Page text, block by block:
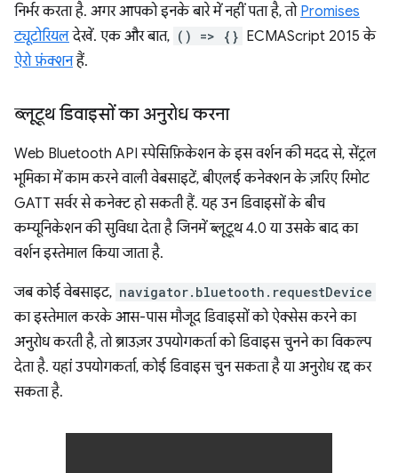
निर्भर करता है. अगर आपको इनके बारे में नहीं पता है, तो Promises
ट्यूटोरियलदेखें. एक और बात, () => {} ECMAScript 2015 के
ऐरो फ़ंक्शनहैं.
ब्लूटूथ डिवाइसों का अनुरोध करना
Web Bluetooth API स्पेसिफ़िकेशन के इस वर्शन की मदद से, सेंट्रल
भूमिका में काम करने वाली वेबसाइटें, बीएलई कनेक्शन के ज़रिए रिमोट
GATT सर्वर से कनेक्ट हो सकती हैं. यह उन डिवाइसों के बीच
कम्यूनिकेशन की सुविधा देता है जिनमें ब्लूटूथ 4.0 या उसके बाद का
वर्शन इस्तेमाल किया जाता है.
जब कोई वेबसाइट, navigator.bluetooth.requestDevice
का इस्तेमाल करके आस-पास मौजूद डिवाइसों को ऐक्सेस करने का
अनुरोध करती है, तो ब्राउज़र उपयोगकर्ता को डिवाइस चुनने का विकल्प
देता है. यहां उपयोगकर्ता, कोई डिवाइस चुन सकता है या अनुरोध रद्द कर
सकता है.